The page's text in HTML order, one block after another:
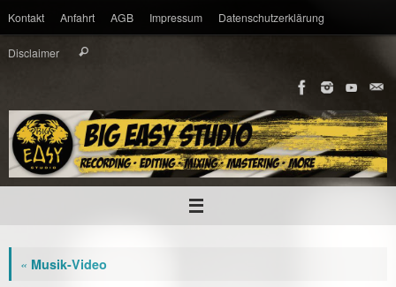
Inhalt
Kontakt Anfahrt AGB Impressum Datenschutzerklärung
Disclaimer Suchen
« Musik-Video